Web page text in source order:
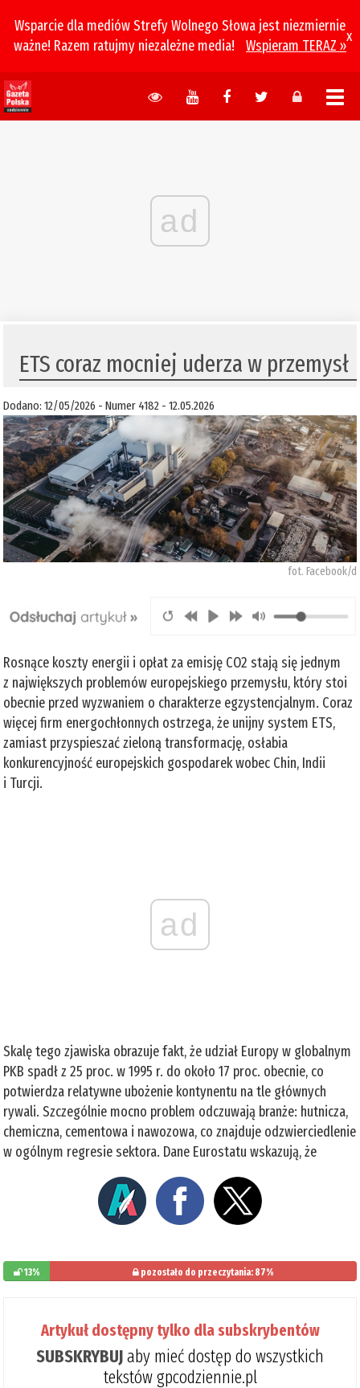
Wsparcie dla mediów Strefy Wolnego Słowa jest niezmiernie
ważne! Razem ratujmy niezależne media!
Wspieram TERAZ »
x
ad
ETS coraz mocniej uderza w przemysł
Dodano: 12/05/2026 - Numer 4182 - 12.05.2026
fot. Facebook/d
Rosnące koszty energii i opłat za emisję CO2 stają się jednym
z największych problemów europejskiego przemysłu, który stoi
obecnie przed wyzwaniem o charakterze egzystencjalnym. Coraz
więcej firm energochłonnych ostrzega, że unijny system ETS,
zamiast przyspieszać zieloną transformację, osłabia
konkurencyjność europejskich gospodarek wobec Chin, Indii
i Turcji.
ad
Skalę tego zjawiska obrazuje fakt, że udział Europy w globalnym
PKB spadł z 25 proc. w 1995 r. do około 17 proc. obecnie, co
potwierdza relatywne ubożenie kontynentu na tle głównych
rywali. Szczególnie mocno problem odczuwają branże: hutnicza,
chemiczna, cementowa i nawozowa, co znajduje odzwierciedlenie
w ogólnym regresie sektora. Dane Eurostatu wskazują, że
13% pozostało do przeczytania: 87%
Artykuł dostępny tylko dla subskrybentów
SUBSKRYBUJaby mieć dostęp do wszystkich
tekstów gpcodziennie.pl